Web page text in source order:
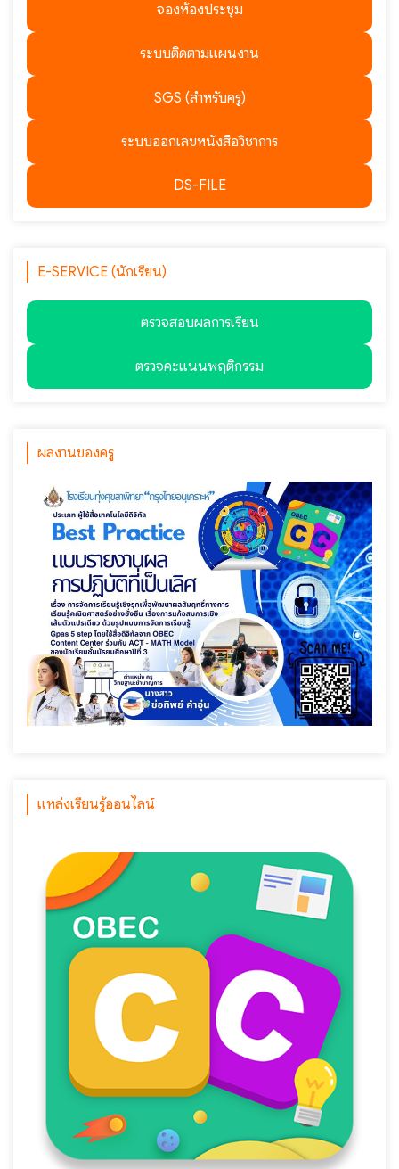
จองห้องประชุม
ระบบติดตามแผนงาน
SGS (สำหรับครู)
ระบบออกเลขหนังสือวิชาการ
DS-FILE
E-SERVICE (นักเรียน)
ตรวจสอบผลการเรียน
ตรวจคะแนนพฤติกรรม
ผลงานของครู
แหล่งเรียนรู้ออนไลน์